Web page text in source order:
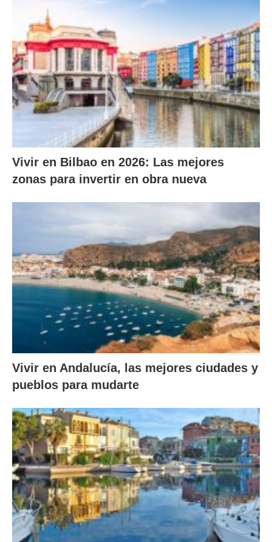
Vivir en Bilbao en 2026: Las mejores
zonas para invertir en obra nueva
Vivir en Andalucía, las mejores ciudades y
pueblos para mudarte